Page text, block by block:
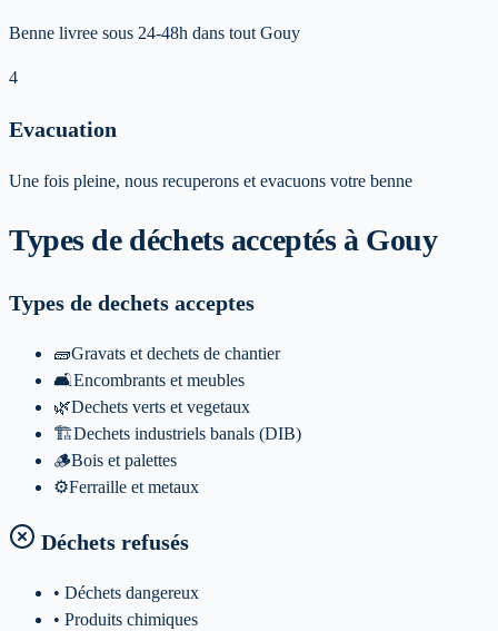
Benne livree sous 24-48h dans tout Gouy
4
Evacuation
Une fois pleine, nous recuperons et evacuons votre benne
Types de déchets acceptés à Gouy
Types de dechets acceptes
🧱Gravats et dechets de chantier
🛋️Encombrants et meubles
🌿Dechets verts et vegetaux
🏗️Dechets industriels banals (DIB)
🪵Bois et palettes
⚙️Ferraille et metaux
Déchets refusés
• Déchets dangereux
• Produits chimiques